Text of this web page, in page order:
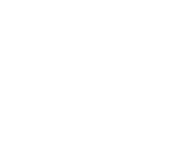
vos préférences pour